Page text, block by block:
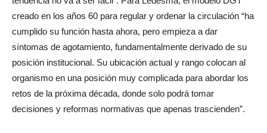
creado en los años 60 para regular y ordenar la circulación “ha
cumplido su función hasta ahora, pero empieza a dar
síntomas de agotamiento, fundamentalmente derivado de su
posición institucional. Su ubicación actual y rango colocan al
organismo en una posición muy complicada para abordar los
retos de la próxima década, donde solo podrá tomar
decisiones y reformas normativas que apenas trascienden”.